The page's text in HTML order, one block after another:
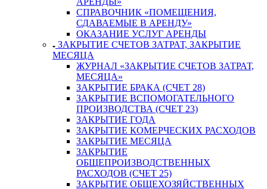
СПРАВОЧНИК «ПОМЕЩЕНИЯ,
СДАВАЕМЫЕ В АРЕНДУ»
ОКАЗАНИЕ УСЛУГ АРЕНДЫ
ЗАКРЫТИЕ СЧЕТОВ ЗАТРАТ, ЗАКРЫТИЕ
МЕСЯЦА
ЖУРНАЛ «ЗАКРЫТИЕ СЧЕТОВ ЗАТРАТ,
МЕСЯЦА»
ЗАКРЫТИЕ БРАКА (СЧЕТ 28)
ЗАКРЫТИЕ ВСПОМОГАТЕЛЬНОГО
ПРОИЗВОДСТВА (СЧЕТ 23)
ЗАКРЫТИЕ ГОДА
ЗАКРЫТИЕ КОМЕРЧЕСКИХ РАСХОДОВ
ЗАКРЫТИЕ МЕСЯЦА
ЗАКРЫТИЕ
ОБЩЕПРОИЗВОДСТВЕННЫХ
РАСХОДОВ (СЧЕТ 25)
ЗАКРЫТИЕ ОБЩЕХОЗЯЙСТВЕННЫХ